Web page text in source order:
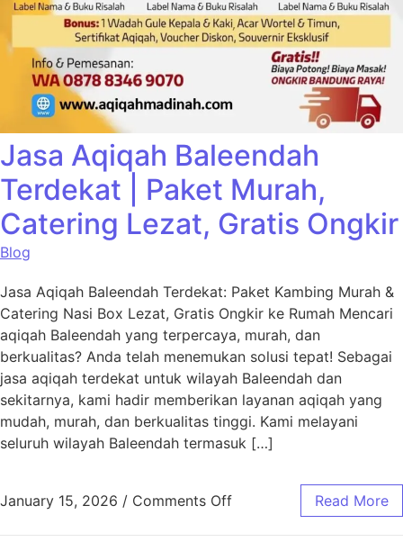
Jasa Aqiqah Baleendah
Terdekat | Paket Murah,
Catering Lezat, Gratis Ongkir
Blog
Jasa Aqiqah Baleendah Terdekat: Paket Kambing Murah &
Catering Nasi Box Lezat, Gratis Ongkir ke Rumah Mencari
aqiqah Baleendah yang terpercaya, murah, dan
berkualitas? Anda telah menemukan solusi tepat! Sebagai
jasa aqiqah terdekat untuk wilayah Baleendah dan
sekitarnya, kami hadir memberikan layanan aqiqah yang
mudah, murah, dan berkualitas tinggi. Kami melayani
seluruh wilayah Baleendah termasuk […]
January 15, 2026 / Comments Off Read More